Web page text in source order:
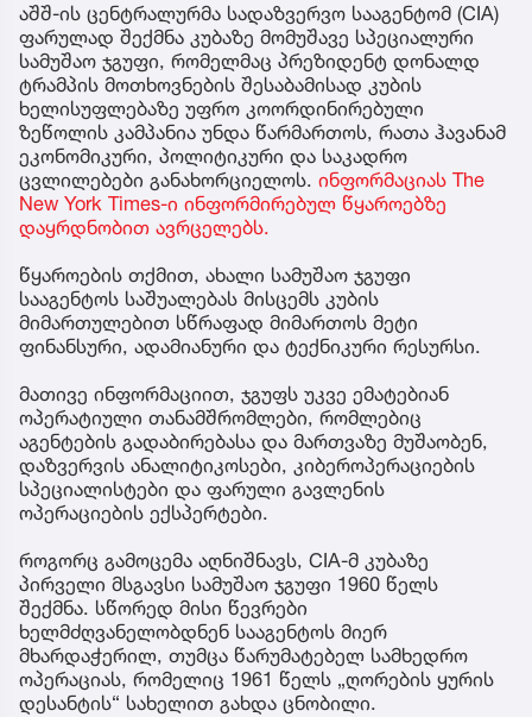
აშშ-ის ცენტრალურმა სადაზვერვო სააგენტომ (CIA)
ფარულად შექმნა კუბაზე მომუშავე სპეციალური
სამუშაო ჯგუფი, რომელმაც პრეზიდენტ დონალდ
ტრამპის მოთხოვნების შესაბამისად კუბის
ხელისუფლებაზე უფრო კოორდინირებული
ზეწოლის კამპანია უნდა წარმართოს, რათა ჰავანამ
ეკონომიკური, პოლიტიკური და საკადრო
ცვლილებები განახორციელოს. ინფორმაციას The
New York Times-ი ინფორმირებულ წყაროებზე
დაყრდნობით ავრცელებს.
წყაროების თქმით, ახალი სამუშაო ჯგუფი
სააგენტოს საშუალებას მისცემს კუბის
მიმართულებით სწრაფად მიმართოს მეტი
ფინანსური, ადამიანური და ტექნიკური რესურსი.
მათივე ინფორმაციით, ჯგუფს უკვე ემატებიან
ოპერატიული თანამშრომლები, რომლებიც
აგენტების გადაბირებასა და მართვაზე მუშაობენ,
დაზვერვის ანალიტიკოსები, კიბეროპერაციების
სპეციალისტები და ფარული გავლენის
ოპერაციების ექსპერტები.
როგორც გამოცემა აღნიშნავს, CIA-მ კუბაზე
პირველი მსგავსი სამუშაო ჯგუფი 1960 წელს
შექმნა. სწორედ მისი წევრები
ხელმძღვანელობდნენ სააგენტოს მიერ
მხარდაჭერილ, თუმცა წარუმატებელ სამხედრო
ოპერაციას, რომელიც 1961 წელს „ღორების ყურის
დესანტის“ სახელით გახდა ცნობილი.